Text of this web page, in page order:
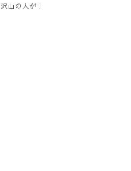
山の人が！